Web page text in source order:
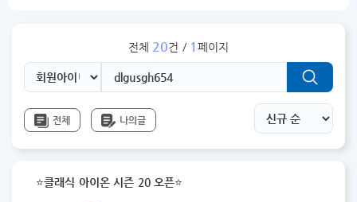
전체 20건 / 1 페이지
전체 나의글
⭐클래식 아이온 시즌 20 오픈⭐